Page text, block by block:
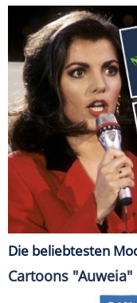
Die beliebtesten
Cartoons "Auweia"